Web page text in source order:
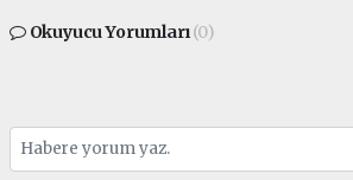
Okuyucu Yorumları(0)